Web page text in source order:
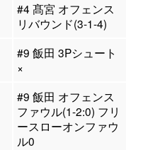
#4 髙宮 オフェンス
リバウンド(3-1-4)
#9 飯田 3Pシュート
×
#9 飯田 オフェンス
ファウル(1-2:0) フリ
ースローオンファウ
ル0